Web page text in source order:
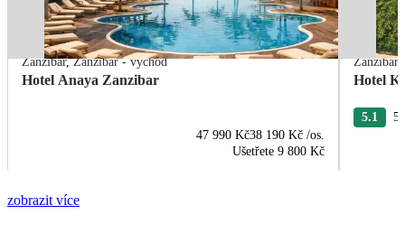
Zanzibar,Zanzibar - východ
Hotel Anaya Zanzibar
47 990 Kč38 190 Kč /os.
Ušetřete 9 800 Kč
Zanzibar
Hotel
5.1
zobrazit více